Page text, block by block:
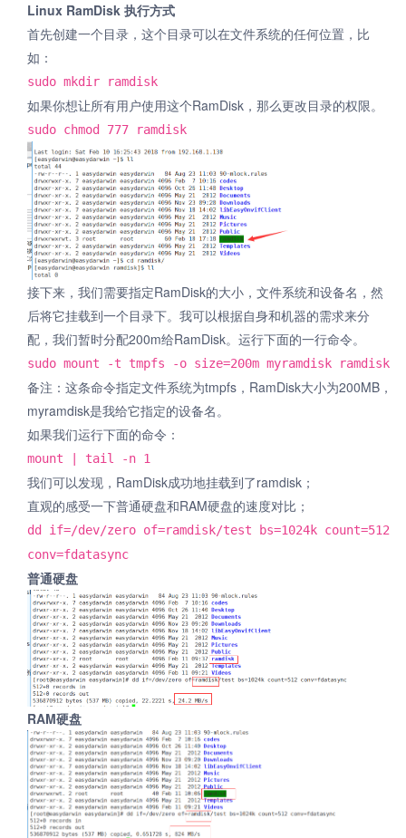
Linux RamDisk 执行方式
首先创建一个目录，这个目录可以在文件系统的任何位置，比
如：
sudo mkdir ramdisk
如果你想让所有用户使用这个RamDisk，那么更改目录的权限。
sudo chmod 777 ramdisk
接下来，我们需要指定RamDisk的大小，文件系统和设备名，然
后将它挂载到一个目录下。我可以根据自身和机器的需求来分
配，我们暂时分配200m给RamDisk。运行下面的一行命令。
sudo mount -t tmpfs -o size=200m myramdisk ramdisk
备注：这条命令指定文件系统为tmpfs，RamDisk大小为200MB，
myramdisk是我给它指定的设备名。
如果我们运行下面的命令：
mount | tail -n 1
我们可以发现，RamDisk成功地挂载到了ramdisk；
直观的感受一下普通硬盘和RAM硬盘的速度对比；
dd if=/dev/zero of=ramdisk/test bs=1024k count=512
conv=fdatasync
普通硬盘
RAM硬盘